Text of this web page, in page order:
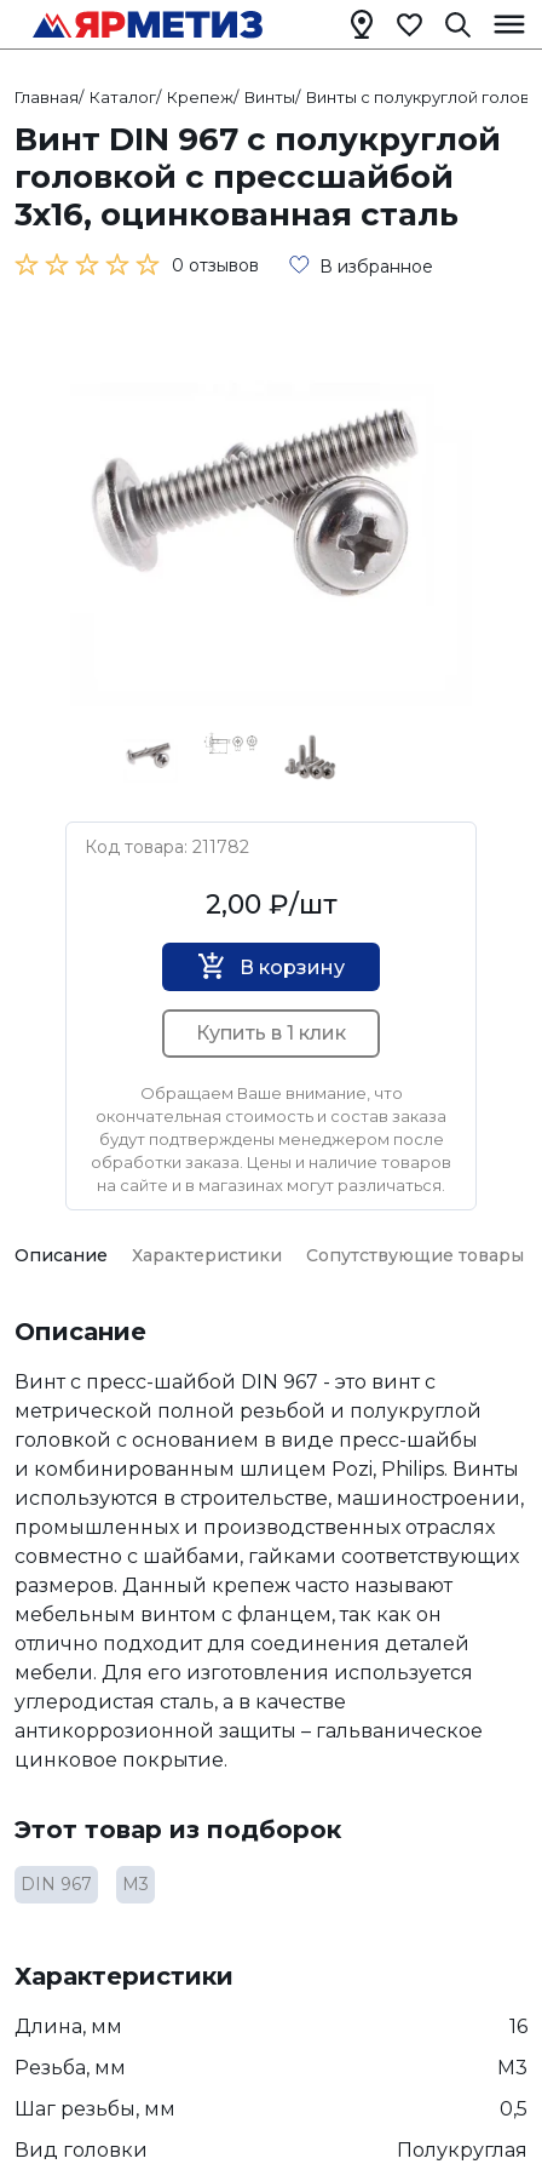
Главная/ Каталог/ Крепеж/ Винты/ Винты с полукруглой
Винт DIN 967 с полукруглой
головкой с прессшайбой
3х16, оцинкованная сталь
0 отзывов В избранное
Код товара: 211782
2,00 ₽/шт
В корзину
Купить в 1 клик
Обращаем Ваше внимание, что
окончательная стоимость и состав заказа
будут подтверждены менеджером после
обработки заказа. Цены и наличие товаров
на сайте и в магазинах могут различаться.
Описание Характеристики Сопутствующие товары
Описание
Винт с пресс-шайбой DIN 967 - это винт с
метрической полной резьбой и полукруглой
головкой с основанием в виде пресс-шайбы
и комбинированным шлицем Pozi, Philips. Винты
используются в строительстве, машиностроении,
промышленных и производственных отраслях
совместно с шайбами, гайками соответствующих
размеров. Данный крепеж часто называют
мебельным винтом с фланцем, так как он
отлично подходит для соединения деталей
мебели. Для его изготовления используется
углеродистая сталь, а в качестве
антикоррозионной защиты – гальваническое
цинковое покрытие.
Этот товар из подборок
DIN 967 М3
Характеристики
Длина, мм
16
Резьба, мм
М3
Шаг резьбы, мм
0,5
Вид головки
Полукруглая